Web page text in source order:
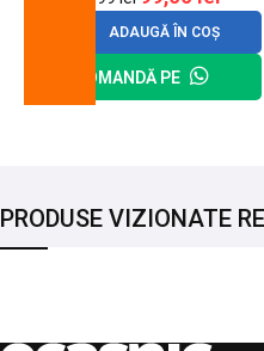
ADAUGĂ ÎN COȘ
COMANDĂ PE
PRODUSE VIZIONATE